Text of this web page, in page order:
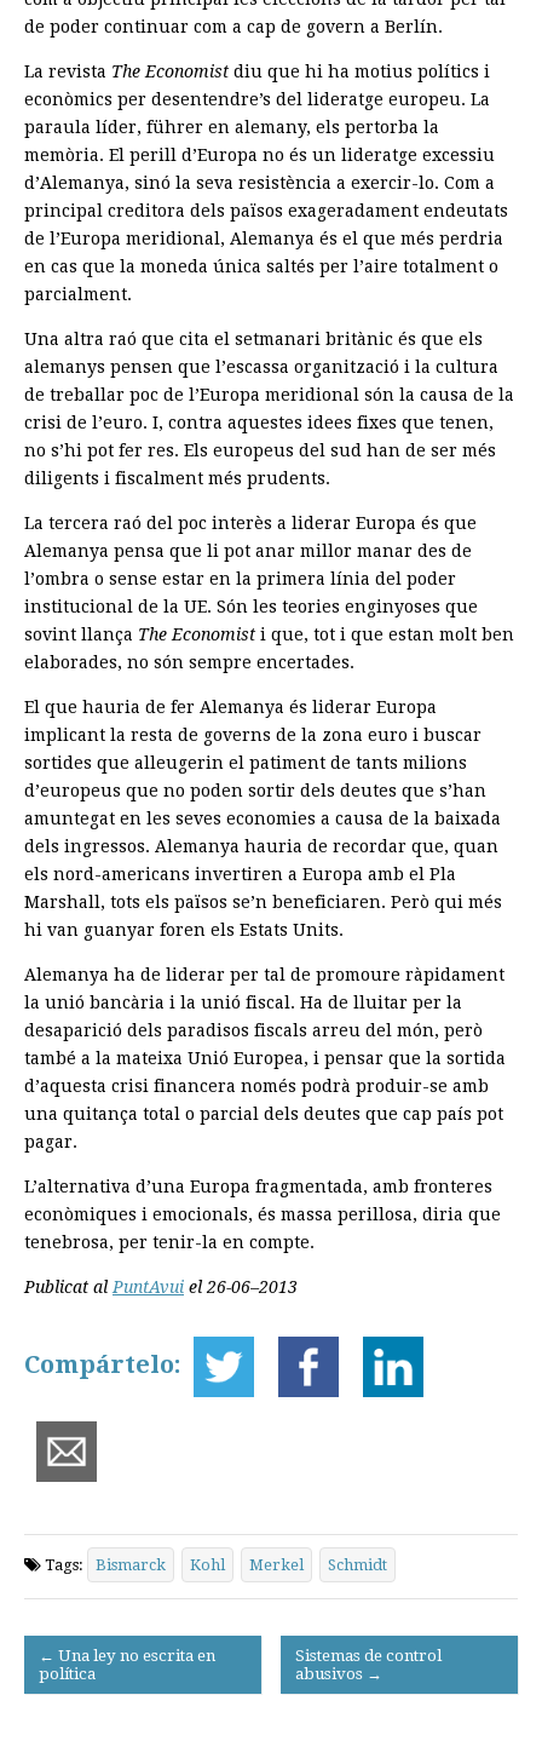
de poder continuar com a cap de govern a Berlín.
La revista The Economist diu que hi ha motius polítics i
econòmics per desentendre’s del lideratge europeu. La
paraula líder, führer en alemany, els pertorba la
memòria. El perill d’Europa no és un lideratge excessiu
d’Alemanya, sinó la seva resistència a exercir-lo. Com a
principal creditora dels països exageradament endeutats
de l’Europa meridional, Alemanya és el que més perdria
en cas que la moneda única saltés per l’aire totalment o
parcialment.
Una altra raó que cita el setmanari britànic és que els
alemanys pensen que l’escassa organització i la cultura
de treballar poc de l’Europa meridional són la causa de la
crisi de l’euro. I, contra aquestes idees fixes que tenen,
no s’hi pot fer res. Els europeus del sud han de ser més
diligents i fiscalment més prudents.
La tercera raó del poc interès a liderar Europa és que
Alemanya pensa que li pot anar millor manar des de
l’ombra o sense estar en la primera línia del poder
institucional de la UE. Són les teories enginyoses que
sovint llança The Economist i que, tot i que estan molt ben
elaborades, no són sempre encertades.
El que hauria de fer Alemanya és liderar Europa
implicant la resta de governs de la zona euro i buscar
sortides que alleugerin el patiment de tants milions
d’europeus que no poden sortir dels deutes que s’han
amuntegat en les seves economies a causa de la baixada
dels ingressos. Alemanya hauria de recordar que, quan
els nord-americans invertiren a Europa amb el Pla
Marshall, tots els països se’n beneficiaren. Però qui més
hi van guanyar foren els Estats Units.
Alemanya ha de liderar per tal de promoure ràpidament
la unió bancària i la unió fiscal. Ha de lluitar per la
desaparició dels paradisos fiscals arreu del món, però
també a la mateixa Unió Europea, i pensar que la sortida
d’aquesta crisi financera només podrà produir-se amb
una quitança total o parcial dels deutes que cap país pot
pagar.
L’alternativa d’una Europa fragmentada, amb fronteres
econòmiques i emocionals, és massa perillosa, diria que
tenebrosa, per tenir-la en compte.
Publicat alPuntAvui el 26-06–2013
Compártelo:
Tags: Bismarck Kohl Merkel Schmidt
Post
navigation
← Una ley no escrita en
política
Sistemas de control
abusivos →